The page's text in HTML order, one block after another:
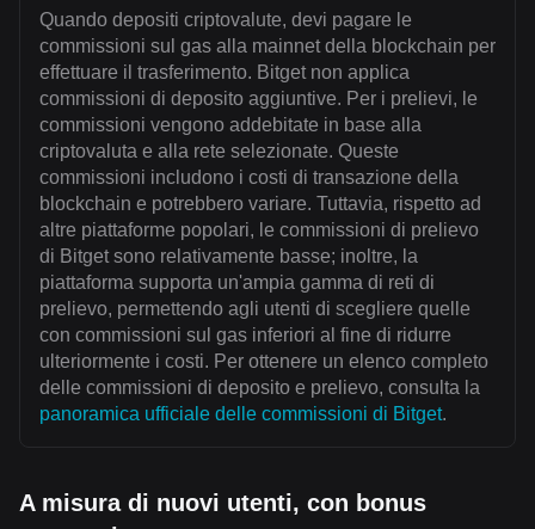
Quando depositi criptovalute, devi pagare le
commissioni sul gas alla mainnet della blockchain per
effettuare il trasferimento. Bitget non applica
commissioni di deposito aggiuntive. Per i prelievi, le
commissioni vengono addebitate in base alla
criptovaluta e alla rete selezionate. Queste
commissioni includono i costi di transazione della
blockchain e potrebbero variare. Tuttavia, rispetto ad
altre piattaforme popolari, le commissioni di prelievo
di Bitget sono relativamente basse; inoltre, la
piattaforma supporta un'ampia gamma di reti di
prelievo, permettendo agli utenti di scegliere quelle
con commissioni sul gas inferiori al fine di ridurre
ulteriormente i costi. Per ottenere un elenco completo
delle commissioni di deposito e prelievo, consulta la
panoramica ufficiale delle commissioni di Bitget.
A misura di nuovi utenti, con bonus